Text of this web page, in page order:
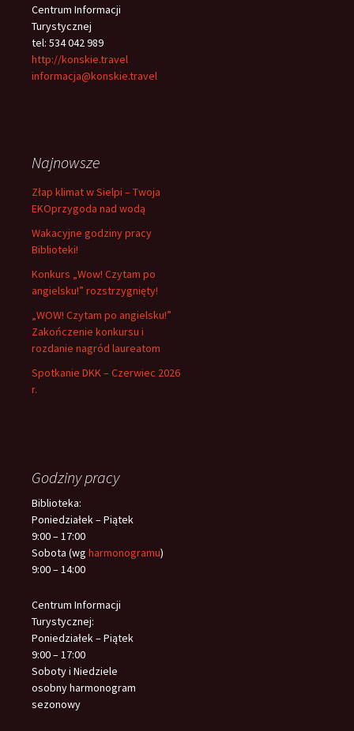
Centrum Informacji
Turystycznej
tel: 534 042 989
http://konskie.travel
informacja@konskie.travel
Najnowsze
Złap klimat w Sielpi – Twoja
EKOprzygoda nad wodą
Wakacyjne godziny pracy
Biblioteki!
Konkurs „Wow! Czytam po
angielsku!” rozstrzygnięty!
„WOW! Czytam po angielsku!”
Zakończenie konkursu i
rozdanie nagród laureatom
Spotkanie DKK – Czerwiec 2026
r.
Godziny pracy
Biblioteka:
Poniedziałek – Piątek
9:00 – 17:00
Sobota (wg harmonogramu)
9:00 – 14:00
Centrum Informacji
Turystycznej:
Poniedziałek – Piątek
9:00 – 17:00
Soboty i Niedziele
osobny harmonogram
sezonowy